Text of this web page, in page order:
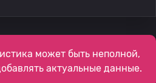
может быть неполной,
актуальные данные.